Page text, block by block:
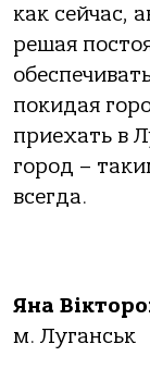
как сейчас,
решая
покидая
приехать в
город –
всегда.
Яна
м.